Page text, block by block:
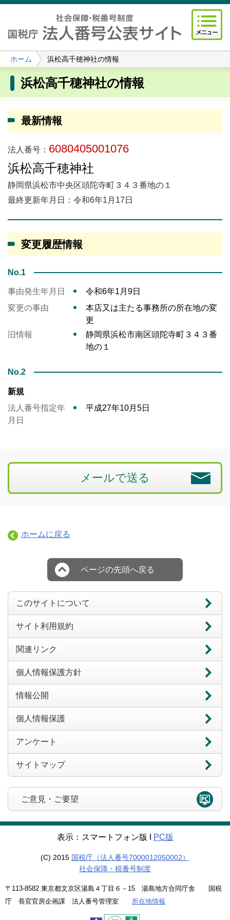
ホーム 浜松高千穂神社の情報
浜松高千穂神社の情報
最新情報
法人番号： 6080405001076
浜松高千穂神社
静岡県浜松市中央区頭陀寺町３４３番地の１
最終更新年月日：令和6年1月17日
変更履歴情報
No.1
事由発生年月日
令和6年1月9日
変更の事由
本店又は主たる事務所の所在地の変
更
旧情報
静岡県浜松市南区頭陀寺町３４３番
地の１
No.2
新規
法人番号指定年
月日
平成27年10月5日
メールで送る
ホームに戻る
ページの先頭へ戻る
このサイトについて
サイト利用規約
関連リンク
個人情報保護方針
情報公開
個人情報保護
アンケート
サイトマップ
ご意見・ご要望
表示：スマートフォン版 Ι PC版
(C) 2015 国税庁（法人番号7000012050002）
社会保障・税番号制度
〒113-8582 東京都文京区湯島４丁目６－15 湯島地方合同庁舎 国税
庁 長官官房企画課 法人番号管理室 所在地情報